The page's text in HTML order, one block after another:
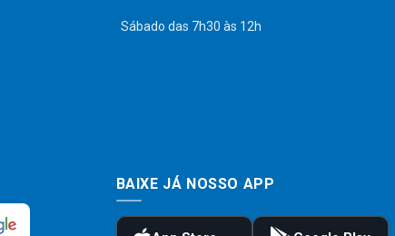
Sábado das 7h30 às 12h
BAIXE JÁ NOSSO APP